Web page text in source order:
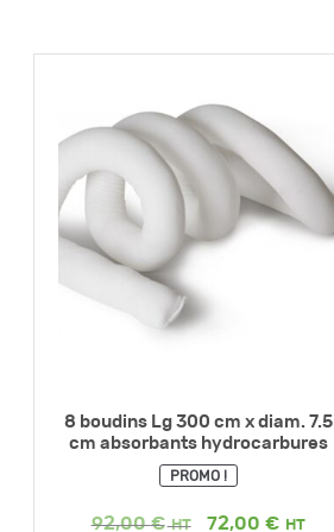
8 boudins Lg 300 cm x diam. 7.5
cm absorbants hydrocarbures
PROMO !
92,00€
Le
72,00€
Le